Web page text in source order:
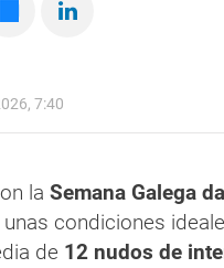
7:40
la Semana Galega
condiciones
de 12 nudos de